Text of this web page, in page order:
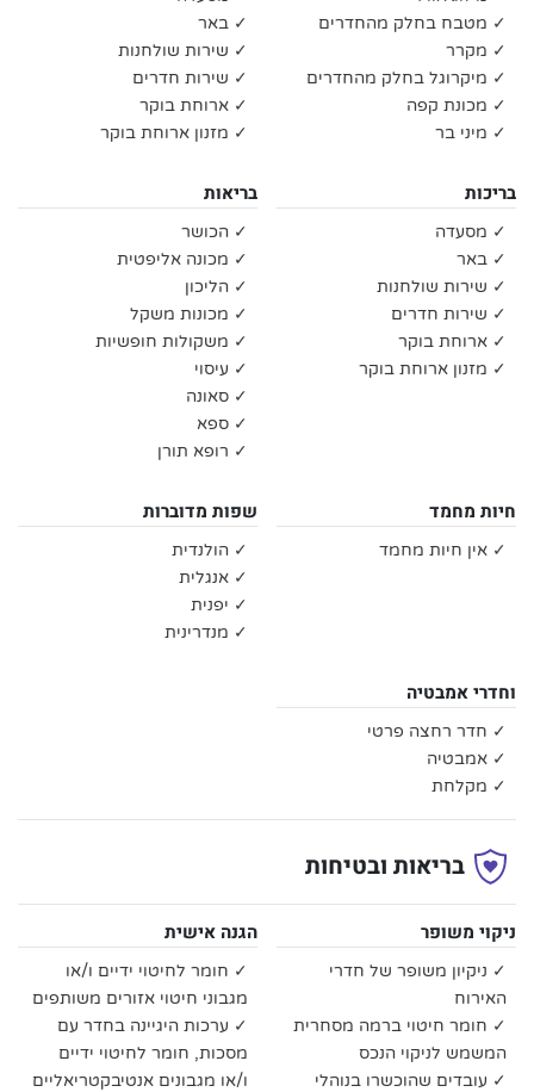
✓ מטבח בחלק מהחדרים
✓ מקרר
✓ מיקרוגל בחלק מהחדרים
✓ מכונת קפה
✓ מיני בר
✓ באר
✓ שירות שולחנות
✓ שירות חדרים
✓ ארוחת בוקר
✓ מזנון ארוחת בוקר
בריכות
✓ מסעדה
✓ באר
✓ שירות שולחנות
✓ שירות חדרים
✓ ארוחת בוקר
✓ מזנון ארוחת בוקר
בריאות
✓ הכושר
✓ מכונה אליפטית
✓ הליכון
✓ מכונות משקל
✓ משקולות חופשיות
✓ עיסוי
✓ סאונה
✓ ספא
✓ רופא תורן
חיות מחמד
✓ אין חיות מחמד
שפות מדוברות
✓ הולנדית
✓ אנגלית
✓ יפנית
✓ מנדרינית
וחדרי אמבטיה
✓ חדר רחצה פרטי
✓ אמבטיה
✓ מקלחת
בריאות ובטיחות
ניקוי משופר
✓ ניקיון משופר של חדרי
האירוח
✓ חומר חיטוי ברמה מסחרית
המשמש לניקוי הנכס
✓ עובדים שהוכשרו בנוהלי
הגנה אישית
✓ חומר לחיטוי ידיים ו/או
מגבוני חיטוי אזורים משותפים
✓ ערכות היגיינה בחדר עם
מסכות, חומר לחיטוי ידיים
ו/או מגבונים אנטיבקטריאליים